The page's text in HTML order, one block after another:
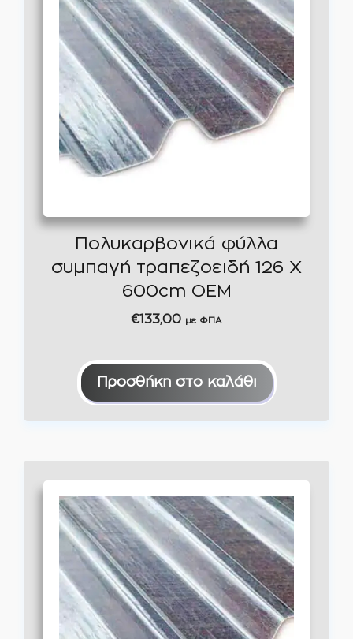
Πολυκαρβονικά φύλλα
συμπαγή τραπεζοειδή 126 Χ
600cm OEM
€133,00 με ΦΠΑ
Προσθήκη στο καλάθι